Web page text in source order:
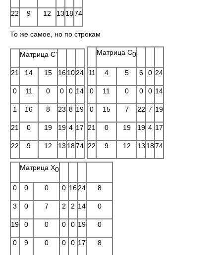
22 9 12 13 1874
То же самое, но по строкам
Матрица C'
21 14 15 161024
0 11 0 0 0 14
1 16 8 23 8 19
21 0 19 19 4 17
22 9 12 13 1874
Матрица C0
11 4 5 6 0 24
0 11 0 0 0 14
0 15 7 22 7 19
21 0 19 19 4 17
22 9 12 13 1874
Матрица X0
0 0 0 0 1624 8
3 0 7 2 2 14 0
19 0 0 0 0 19 0
0 9 0 0 0 17 8